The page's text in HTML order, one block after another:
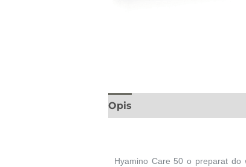
Opis
Hyamino Care 50 o preparat do